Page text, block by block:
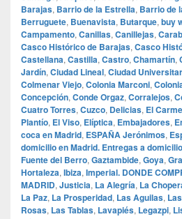
Barajas, Barrio de la Estrella, Barrio de
Berruguete, Buenavista, Butarque, buy
Campamento, Canillas, Canillejas,
Casco Histórico de Barajas, Casco
Castellana, Castilla, Castro, Chamartín,
Jardín, Ciudad Lineal, Ciudad
Colmenar Viejo, Colonia Marconi,
Concepción, Conde Orgaz, Corralejos,
Cuatro Torres, Cuzco, Delicias, El
Plantío, El Viso, Elíptica, Embajadores,
coca en Madrid, ESPAÑA Jerónimos,
domicilio en Madrid. Entregas a
Fuente del Berro, Gaztambide, Goya,
Hortaleza, Ibiza, Imperial. DONDE
MADRID, Justicia, La Alegría, La
La Paz, La Prosperidad, Las Aguilas,
Rosas, Las Tablas, Lavapiés, Legazpi,